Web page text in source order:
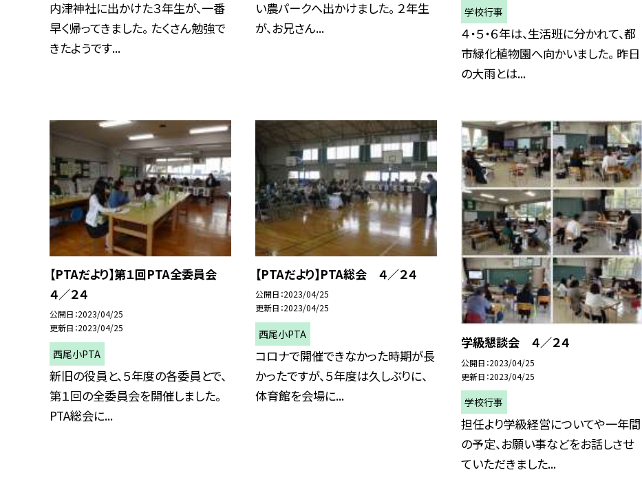
内津神社に出かけた３年生が、一番
早く帰ってきました。 たくさん勉強で
きたようです...
い農パークへ出かけました。 ２年生
が、お兄さん...
学校行事
４・５・６年は、生活班に分かれて、都
市緑化植物園へ向かいました。 昨日
の大雨とは...
【PTAだより】第１回PTA全委員会
４／２４
公開日 2023/04/25
更新日 2023/04/25
西尾小PTA
新旧の役員と、５年度の各委員とで、
第１回の全委員会を開催しました。
PTA総会に...
【PTAだより】PTA総会 ４／２４
公開日 2023/04/25
更新日 2023/04/25
西尾小PTA
コロナで開催できなかった時期が長
かったですが、５年度は久しぶりに、
体育館を会場に...
学級懇談会 ４／２４
公開日 2023/04/25
更新日 2023/04/25
学校行事
担任より学級経営についてや一年間
の予定、お願い事などをお話しさせ
ていただきました...